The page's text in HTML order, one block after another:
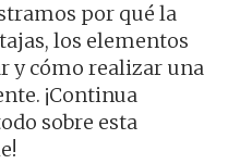
por qué la
los elementos
y cómo realizar una
¡Continua
sobre esta